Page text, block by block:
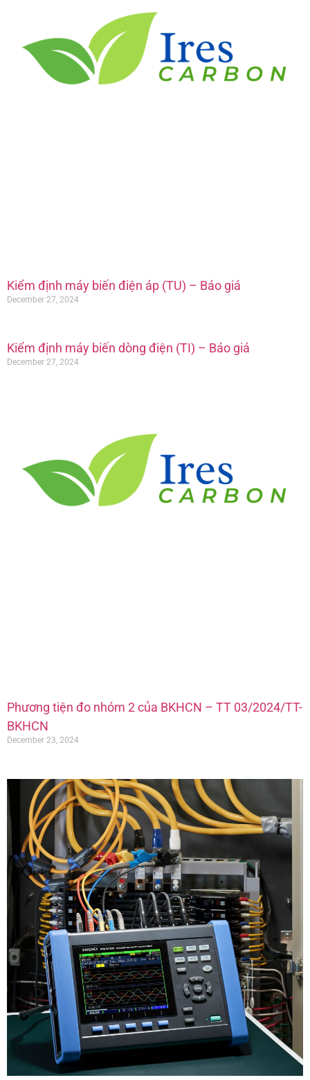
Kiểm định máy biến điện áp (TU) – Báo giá
December 27, 2024
Kiểm định máy biến dòng điện (TI) – Báo giá
December 27, 2024
Phương tiện đo nhóm 2 của BKHCN – TT 03/2024/TT-
BKHCN
December 23, 2024